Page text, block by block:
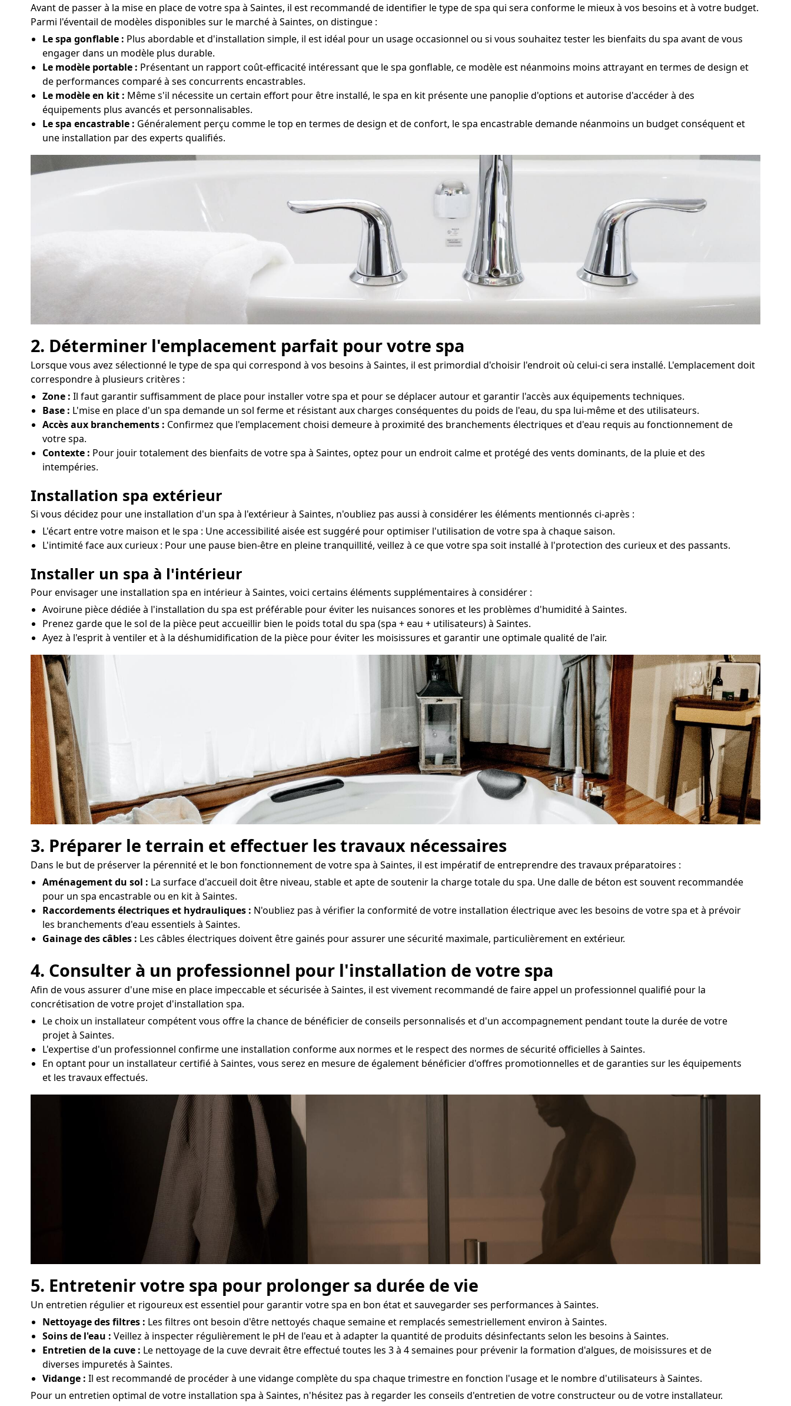
Avant de passer à la mise en place de votre spa à Saintes, il est recommandé de identifier le type de spa qui sera conforme le mieux à vos besoins et à votre budget.
Parmi l'éventail de modèles disponibles sur le marché à Saintes, on distingue :
Le spa gonflable : Plus abordable et d'installation simple, il est idéal pour un usage occasionnel ou si vous souhaitez tester les bienfaits du spa avant de vous
engager dans un modèle plus durable.
Le modèle portable : Présentant un rapport coût-efficacité intéressant que le spa gonflable, ce modèle est néanmoins moins attrayant en termes de design et
de performances comparé à ses concurrents encastrables.
Le modèle en kit : Même s'il nécessite un certain effort pour être installé, le spa en kit présente une panoplie d'options et autorise d'accéder à des
équipements plus avancés et personnalisables.
Le spa encastrable : Généralement perçu comme le top en termes de design et de confort, le spa encastrable demande néanmoins un budget conséquent et
une installation par des experts qualifiés.
2. Déterminer l'emplacement parfait pour votre spa
Lorsque vous avez sélectionné le type de spa qui correspond à vos besoins à Saintes, il est primordial d'choisir l'endroit où celui-ci sera installé. L'emplacement doit
correspondre à plusieurs critères :
Zone : Il faut garantir suffisamment de place pour installer votre spa et pour se déplacer autour et garantir l'accès aux équipements techniques.
Base : L'mise en place d'un spa demande un sol ferme et résistant aux charges conséquentes du poids de l'eau, du spa lui-même et des utilisateurs.
Accès aux branchements : Confirmez que l'emplacement choisi demeure à proximité des branchements électriques et d'eau requis au fonctionnement de
votre spa.
Contexte : Pour jouir totalement des bienfaits de votre spa à Saintes, optez pour un endroit calme et protégé des vents dominants, de la pluie et des
intempéries.
Installation spa extérieur
Si vous décidez pour une installation d'un spa à l'extérieur à Saintes, n'oubliez pas aussi à considérer les éléments mentionnés ci-après :
L'écart entre votre maison et le spa : Une accessibilité aisée est suggéré pour optimiser l'utilisation de votre spa à chaque saison.
L'intimité face aux curieux : Pour une pause bien-être en pleine tranquillité, veillez à ce que votre spa soit installé à l'protection des curieux et des passants.
Installer un spa à l'intérieur
Pour envisager une installation spa en intérieur à Saintes, voici certains éléments supplémentaires à considérer :
Avoirune pièce dédiée à l'installation du spa est préférable pour éviter les nuisances sonores et les problèmes d'humidité à Saintes.
Prenez garde que le sol de la pièce peut accueillir bien le poids total du spa (spa + eau + utilisateurs) à Saintes.
Ayez à l'esprit à ventiler et à la déshumidification de la pièce pour éviter les moisissures et garantir une optimale qualité de l'air.
3. Préparer le terrain et effectuer les travaux nécessaires
Dans le but de préserver la pérennité et le bon fonctionnement de votre spa à Saintes, il est impératif de entreprendre des travaux préparatoires :
Aménagement du sol : La surface d'accueil doit être niveau, stable et apte de soutenir la charge totale du spa. Une dalle de béton est souvent recommandée
pour un spa encastrable ou en kit à Saintes.
Raccordements électriques et hydrauliques : N'oubliez pas à vérifier la conformité de votre installation électrique avec les besoins de votre spa et à prévoir
les branchements d'eau essentiels à Saintes.
Gainage des câbles : Les câbles électriques doivent être gainés pour assurer une sécurité maximale, particulièrement en extérieur.
4. Consulter à un professionnel pour l'installation de votre spa
Afin de vous assurer d'une mise en place impeccable et sécurisée à Saintes, il est vivement recommandé de faire appel un professionnel qualifié pour la
concrétisation de votre projet d'installation spa.
Le choix un installateur compétent vous offre la chance de bénéficier de conseils personnalisés et d'un accompagnement pendant toute la durée de votre
projet à Saintes.
L'expertise d'un professionnel confirme une installation conforme aux normes et le respect des normes de sécurité officielles à Saintes.
En optant pour un installateur certifié à Saintes, vous serez en mesure de également bénéficier d'offres promotionnelles et de garanties sur les équipements
et les travaux effectués.
5. Entretenir votre spa pour prolonger sa durée de vie
Un entretien régulier et rigoureux est essentiel pour garantir votre spa en bon état et sauvegarder ses performances à Saintes.
Nettoyage des filtres : Les filtres ont besoin d'être nettoyés chaque semaine et remplacés semestriellement environ à Saintes.
Soins de l'eau : Veillez à inspecter régulièrement le pH de l'eau et à adapter la quantité de produits désinfectants selon les besoins à Saintes.
Entretien de la cuve : Le nettoyage de la cuve devrait être effectué toutes les 3 à 4 semaines pour prévenir la formation d'algues, de moisissures et de
diverses impuretés à Saintes.
Vidange : Il est recommandé de procéder à une vidange complète du spa chaque trimestre en fonction l'usage et le nombre d'utilisateurs à Saintes.
Pour un entretien optimal de votre installation spa à Saintes, n'hésitez pas à regarder les conseils d'entretien de votre constructeur ou de votre installateur.